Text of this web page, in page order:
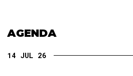
AGENDA
14 JUL 26